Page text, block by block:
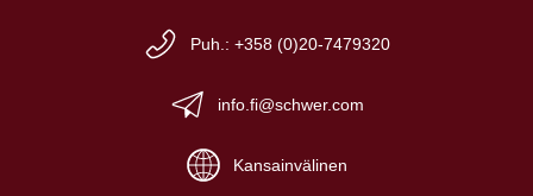
Puh.: +358 (0)20-7479320
info.fi@schwer.com
Kansainvälinen